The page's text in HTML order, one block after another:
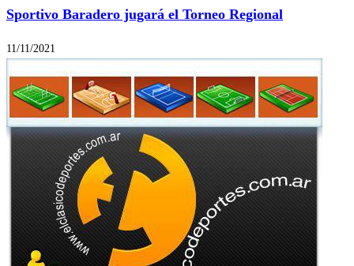
Sportivo Baradero jugará el Torneo Regional
11/11/2021